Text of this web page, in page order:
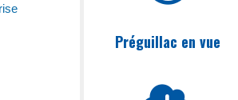
Préguillac en vue